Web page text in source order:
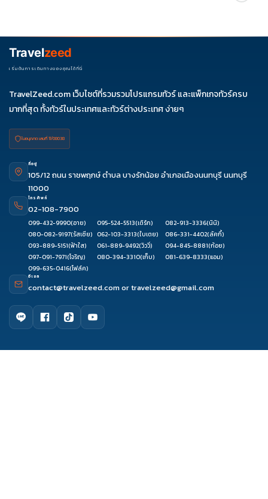
ช่วงราคา ไม่ควรเทียบจากราคาต่ำสุดเพียงอย่างเดียว
Travelzeed
เริ่มต้นการเดินทางของคุณได้ที่นี่
TravelZeed.com เว็บไซต์ที่รวมรวมโปรแกรมทัวร์ และแพ็กเกจทัวร์ครบ
มากที่สุด ทั้งทัวร์ในประเทศและทัวร์ต่างประเทศ ง่ายๆ
ใบอนุญาต เลขที่ 11/08038
ที่อยู่
105/12 ถนน ราชพฤกษ์ ตำบล บางรักน้อย อำเภอเมืองนนทบุรี นนทบุรี
11000
โทรศัพท์
02-108-7900
099-432-9990(อาย) 095-524-5513(เติร์ก) 082-913-3336(นินิ)
080-082-9197(รัสเซีย) 062-103-3313(ใบเตย) 086-331-4402(ลัคกี้)
093-889-5151(ฟ้าใส) 061-889-9492(วิววี่) 094-845-8881(ก้อย)
097-091-7971(โจริญ) 080-394-3310(เก็บ) 081-639-8333(แอม)
099-635-0416(โฟล์ค)
อีเมล
contact@travelzeed.comortravelzeed@gmail.com